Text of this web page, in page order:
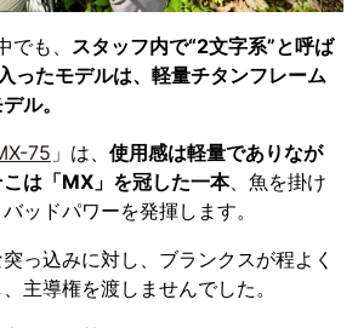
でも、 スタッフ内で“2文字系”と呼ば
ったモデルは、軽量チタンフレーム
ル。
75 」は、 使用感は軽量でありなが
は「MX」を冠した一本、魚を掛け
ッドパワーを発揮します。
っ込みに対し、ブランクスが程よく
主導権を渡しませんでした。